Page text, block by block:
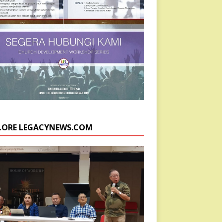
LEGACYNEWS.COM